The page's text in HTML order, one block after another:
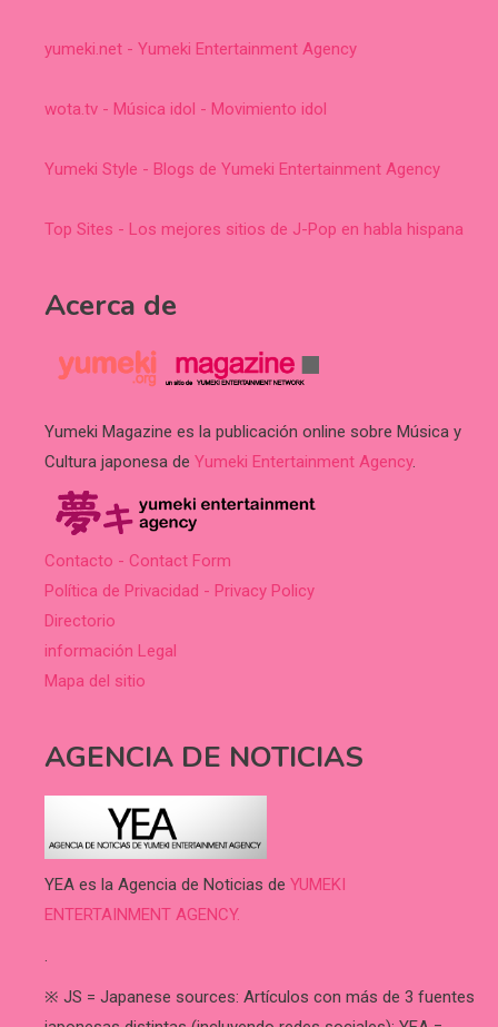
yumeki.net - Yumeki Entertainment Agency
wota.tv - Música idol - Movimiento idol
Yumeki Style - Blogs de Yumeki Entertainment Agency
Top Sites - Los mejores sitios de J-Pop en habla hispana
Acerca de
Yumeki Magazine es la publicación online sobre Música y
Cultura japonesa de Yumeki Entertainment Agency.
Contacto - Contact Form
Política de Privacidad - Privacy Policy
Directorio
información Legal
Mapa del sitio
AGENCIA DE NOTICIAS
YEA es la Agencia de Noticias de YUMEKI
ENTERTAINMENT AGENCY.
.
※ JS = Japanese sources: Artículos con más de 3 fuentes